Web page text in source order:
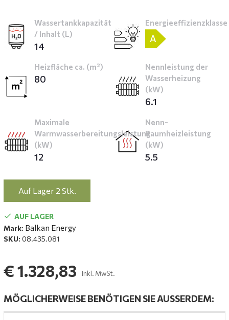
Wassertankkapazität
/ Inhalt (L)
14
Energieeffizienzklasse
A
Heizfläche ca. (m²)
80
Nennleistung der
Wasserheizung
(kW)
6.1
Maximale
Warmwasserbereitungsleistung
(kW)
12
Nenn-
Raumheizleistung
(kW)
5.5
Auf Lager 2 Stk.
AUF LAGER
Mark: Balkan Energy
SKU: 08.435.081
€ 1.328,83 Inkl. MwSt.
MÖGLICHERWEISE BENÖTIGEN SIE AUSSERDEM: